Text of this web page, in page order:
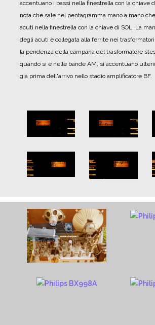
accentuano i bassi nella finestrella con la chiave
nota che sale nel pentagramma mano a mano
acuti nella finestrella con la chiave di SOL.
La
degli acuti è collegata alla ferrite nei
la pendenza della campana del trasformatore
quando si è nelle bande AM, si accentuano
già prima dell'arrivo nello stadio amplificatore BF.